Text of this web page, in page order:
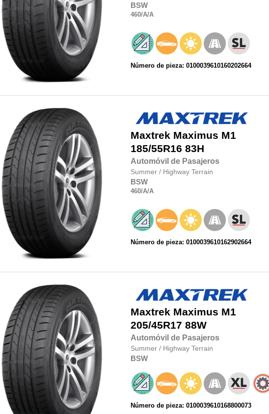
BSW
460/A/A
Número de pieza: 0100039610160202664
Maxtrek Maximus M1
185/55R16 83H
Automóvil de Pasajeros
Summer / Highway Terrain
BSW
460/A/A
Número de pieza: 0100039610162902664
Maxtrek Maximus M1
205/45R17 88W
Automóvil de Pasajeros
Summer / Highway Terrain
BSW
Número de pieza: 0100039610168800073